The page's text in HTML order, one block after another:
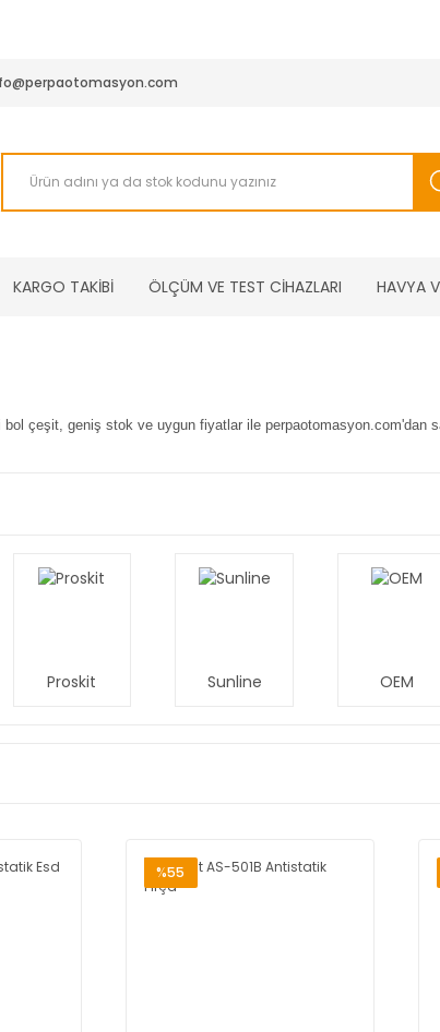
KARGO TAKİBİ ÖLÇÜM VE TEST CİHAZLARI HAVYA
bol çeşit, geniş stok ve uygun fiyatlar ile perpaotomasyon.com'dan
Proskit Sunline OEM
%55